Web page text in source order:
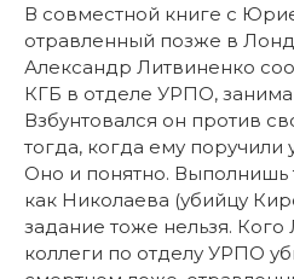
В совместной книге с
отравленный позже в
Александр Литвиненко
КГБ в отделе УРПО,
Взбунтовался он против
тогда, когда ему поручили
Оно и понятно. Выполнишь
как Николаева (убийцу
задание тоже нельзя. Кого
коллеги по отделу УРПО